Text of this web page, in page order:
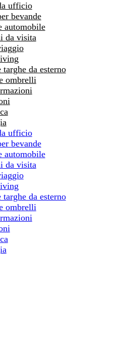
ufficio
bevande
automobile
da visita
targhe da esterno
ombrelli
ufficio
bevande
automobile
da visita
targhe da esterno
ombrelli